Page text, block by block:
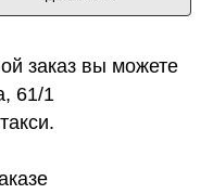
заказ вы можете
61/1